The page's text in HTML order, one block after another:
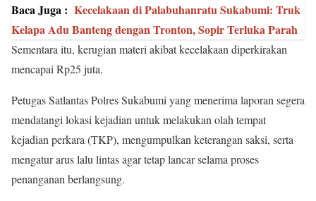
Baca Juga : Kecelakaan di Palabuhanratu Sukabumi: Truk
Kelapa Adu Banteng dengan Tronton, Sopir Terluka Parah
Sementara itu, kerugian materi akibat kecelakaan diperkirakan
mencapai Rp25 juta.
Petugas Satlantas Polres Sukabumi yang menerima laporan segera
mendatangi lokasi kejadian untuk melakukan olah tempat
kejadian perkara (TKP), mengumpulkan keterangan saksi, serta
mengatur arus lalu lintas agar tetap lancar selama proses
penanganan berlangsung.